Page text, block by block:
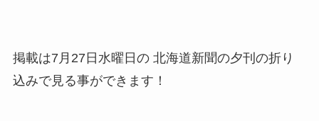
掲載は7月27日水曜日の 北海道新聞の夕刊の折り
込みで見る事ができます！